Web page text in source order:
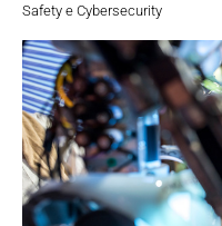
Safety e Cybersecurity